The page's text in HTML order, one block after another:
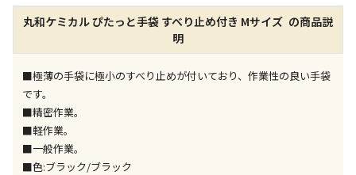
店舗のみで受取できる商品です（宅配便でのお届けが
できません）
※同時購入の商品は、全て同じ店舗での受取となりま
す
特定の店舗のみで受取ができる商品です（宅配便での
※同時購入の商品は、全て同じ店舗での受取となりま
委託業者によりお届けする商品です
丸和ケミカル ぴたっと手袋 すべり止め付き Mサイズ の商品説
明
■極薄の手袋に極小のすべり止めが付いており、作業性の良い手袋
です。
■精密作業。
■軽作業。
■一般作業。
■色:ブラック/ブラック